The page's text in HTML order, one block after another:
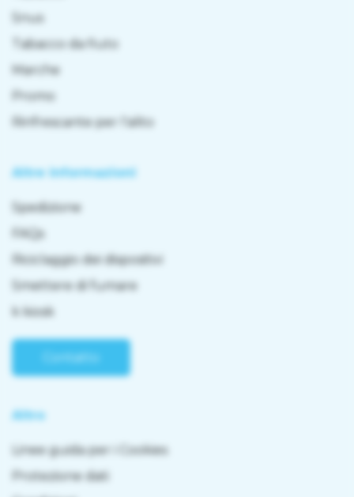
Snus
Tabacco da fiuto
Marche
Promo
Rinfrescante per l'alito
Altre informazioni
Spedizione
FAQs
Riciclaggio dei dispositivi
Smettere di fumare
k kiosk
Contatto
Altro
Linee guida per i Cookies
Protezione dati